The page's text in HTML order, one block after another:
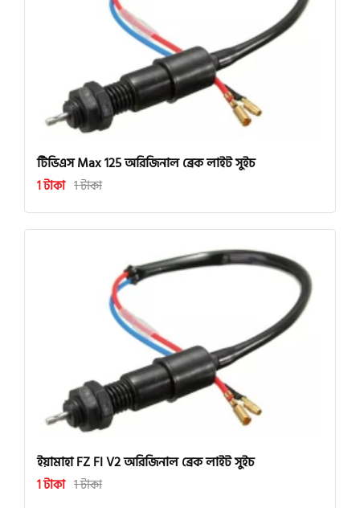
টিভিএস Max 125 অরিজিনাল ব্রেক লাইট সুইচ
1 টাকা 1 টাকা
ইয়ামাহা FZ FI V2 অরিজিনাল ব্রেক লাইট সুইচ
1 টাকা 1 টাকা